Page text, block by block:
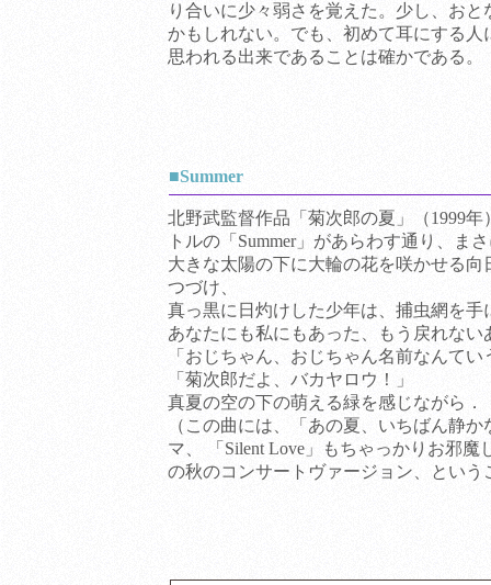
り合いに少々弱さを覚えた。少し、お
かもしれない。でも、初めて耳にする人
思われる出来であることは確かである。
■Summer
北野武監督作品「菊次郎の夏」（1999
トルの「Summer」があらわす通り、ま
大きな太陽の下に大輪の花を咲かせる
つづけ、
真っ黒に日灼けした少年は、捕虫網を手
あなたにも私にもあった、もう戻れない
「おじちゃん、おじちゃん名前なんてい
「菊次郎だよ、バカヤロウ！」
真夏の空の下の萌える緑を感じながら．
（この曲には、「あの夏、いちばん静
マ、 「Silent Love」もちゃっかりお邪魔
の秋のコンサートヴァージョン、という